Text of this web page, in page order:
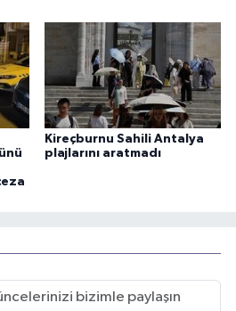
Kireçburnu Sahili Antalya
plajlarını aratmadı